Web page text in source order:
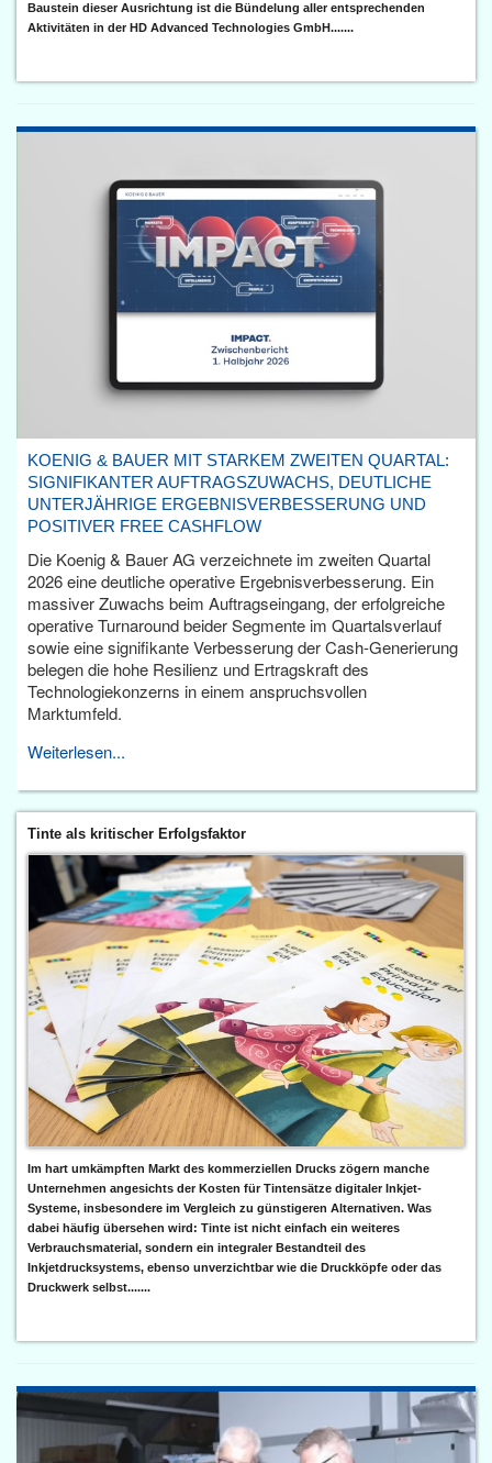
Baustein dieser Ausrichtung ist die Bündelung aller entsprechenden
Aktivitäten in der HD Advanced Technologies GmbH.......
KOENIG & BAUER MIT STARKEM ZWEITEN QUARTAL:
SIGNIFIKANTER AUFTRAGSZUWACHS, DEUTLICHE
UNTERJÄHRIGE ERGEBNISVERBESSERUNG UND
POSITIVER FREE CASHFLOW
Die Koenig & Bauer AG verzeichnete im zweiten Quartal
2026 eine deutliche operative Ergebnisverbesserung. Ein
massiver Zuwachs beim Auftragseingang, der erfolgreiche
operative Turnaround beider Segmente im Quartalsverlauf
sowie eine signifikante Verbesserung der Cash-Generierung
belegen die hohe Resilienz und Ertragskraft des
Technologiekonzerns in einem anspruchsvollen
Marktumfeld.
Weiterlesen...
Tinte als kritischer Erfolgsfaktor
Im hart umkämpften Markt des kommerziellen Drucks zögern manche
Unternehmen angesichts der Kosten für Tintensätze digitaler Inkjet-
Systeme, insbesondere im Vergleich zu günstigeren Alternativen. Was
dabei häufig übersehen wird: Tinte ist nicht einfach ein weiteres
Verbrauchsmaterial, sondern ein integraler Bestandteil des
Inkjetdrucksystems, ebenso unverzichtbar wie die Druckköpfe oder das
Druckwerk selbst.......